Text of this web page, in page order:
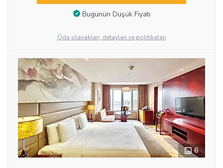
Bugünün Düşük Fiyatı
Oda olanakları, detayları ve politikaları
6